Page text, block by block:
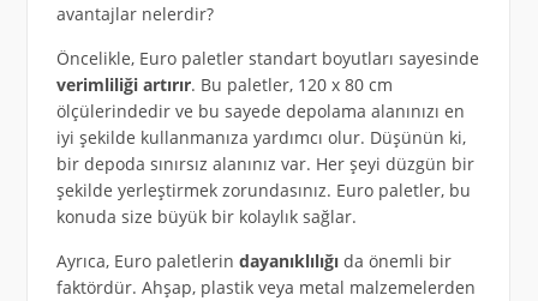
avantajlar nelerdir?
Öncelikle, Euro paletler standart boyutları sayesinde
verimliliği artırır. Bu paletler, 120 x 80 cm
ölçülerindedir ve bu sayede depolama alanınızı en
iyi şekilde kullanmanıza yardımcı olur. Düşünün ki,
bir depoda sınırsız alanınız var. Her şeyi düzgün bir
şekilde yerleştirmek zorundasınız. Euro paletler, bu
konuda size büyük bir kolaylık sağlar.
Ayrıca, Euro paletlerin dayanıklılığıda önemli bir
faktördür. Ahşap, plastik veya metal malzemelerden